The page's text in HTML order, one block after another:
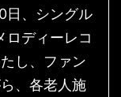
日、シングル
ロディーレコ
し、ファン
、各老人施